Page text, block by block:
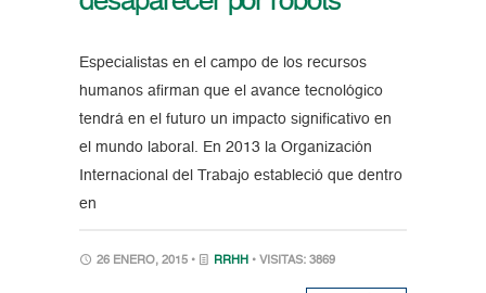
Especialistas en el campo de los recursos
humanos afirman que el avance tecnológico
tendrá en el futuro un impacto significativo en
el mundo laboral. En 2013 la Organización
Internacional del Trabajo estableció que dentro
en
26 ENERO, 2015 • RRHH • VISITAS: 3869